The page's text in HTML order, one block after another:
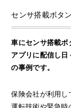
センサ搭載ボタ
車にセンサ搭載ボ
アプリに配信し日
の事例です。
保険会社が利用し